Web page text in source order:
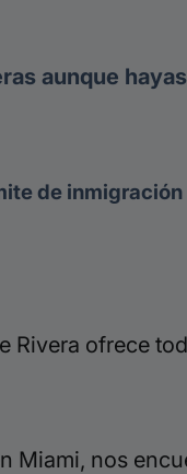
aunque
de
Rivera ofrece
Miami, nos